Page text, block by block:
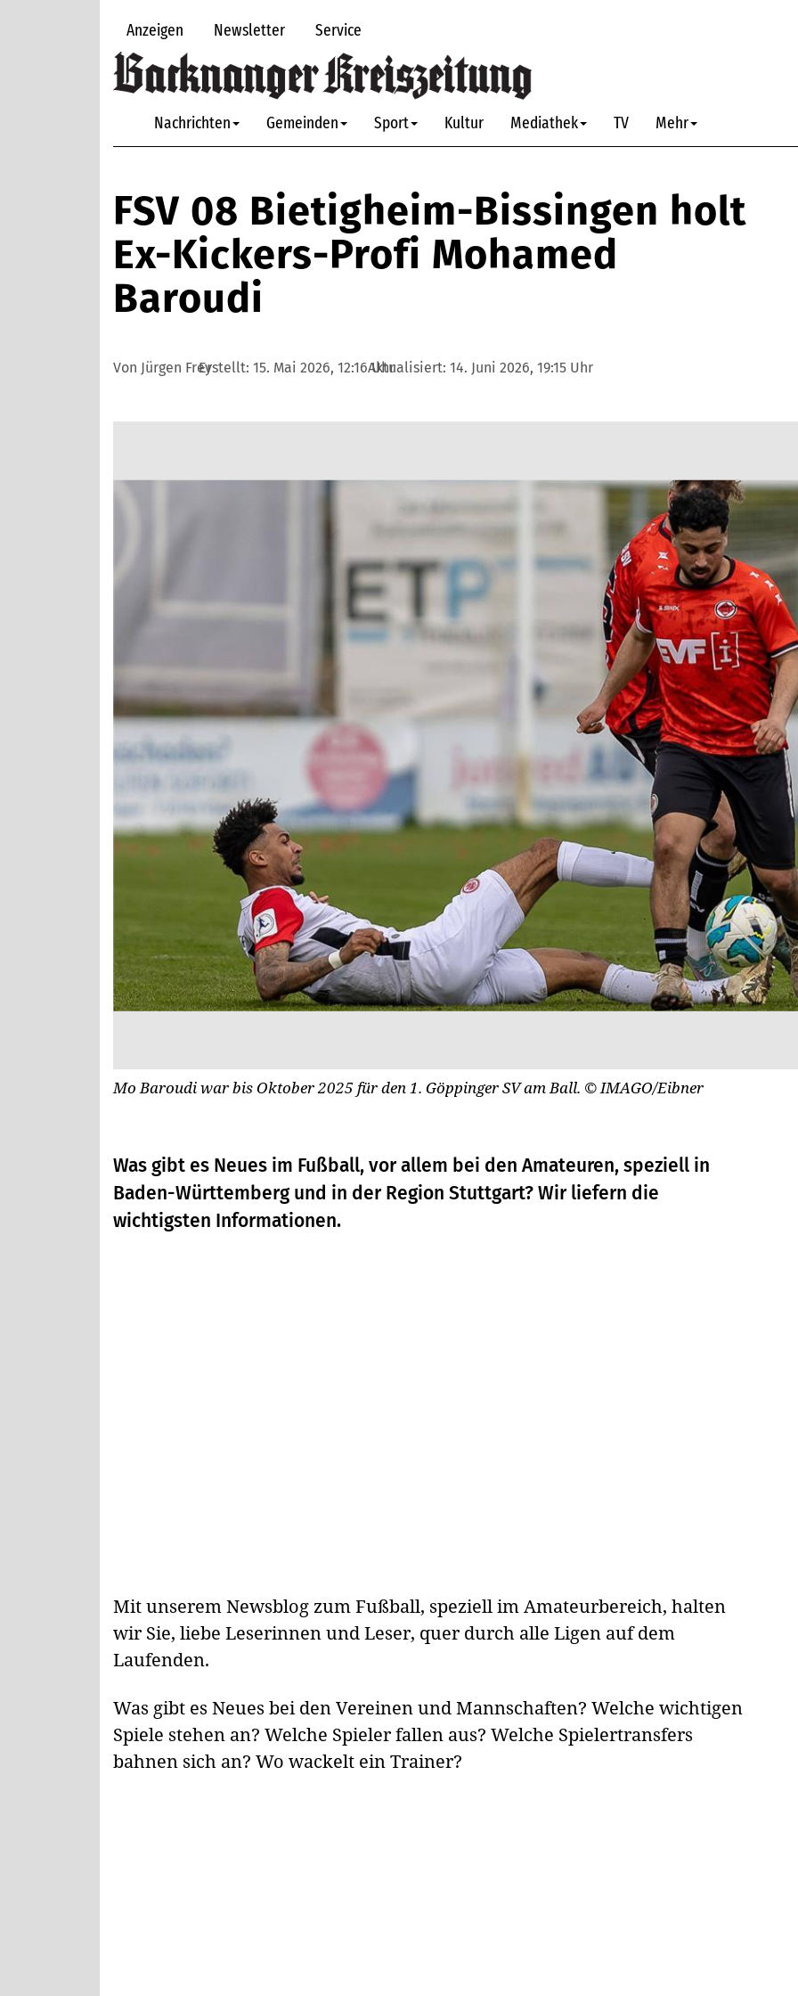
Anzeigen Newsletter Service
Nachrichten Gemeinden Sport Kultur Mediathek TV Mehr
FSV 08 Bietigheim-Bissingen holt
Ex-Kickers-Profi Mohamed
Baroudi
Von Jürgen FreyErstellt: 15. Mai 2026, 12:16 UhrAktualisiert: 14. Juni 2026, 19:15 Uhr
Mo Baroudi war bis Oktober 2025 für den 1. Göppinger SV am Ball. © IMAGO/Eibner
Was gibt es Neues im Fußball, vor allem bei den Amateuren, speziell in
Baden-Württemberg und in der Region Stuttgart? Wir liefern die
wichtigsten Informationen.
Mit unserem Newsblog zum Fußball, speziell im Amateurbereich, halten
wir Sie, liebe Leserinnen und Leser, quer durch alle Ligen auf dem
Laufenden.
Was gibt es Neues bei den Vereinen und Mannschaften? Welche wichtigen
Spiele stehen an? Welche Spieler fallen aus? Welche Spielertransfers
bahnen sich an? Wo wackelt ein Trainer?